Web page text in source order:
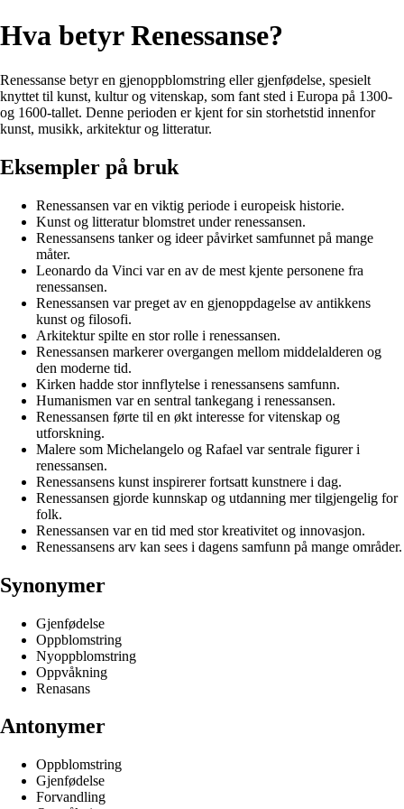
Hva betyr Renessanse?
Renessanse betyr en gjenoppblomstring eller gjenfødelse, spesielt
knyttet til kunst, kultur og vitenskap, som fant sted i Europa på 1300-
og 1600-tallet. Denne perioden er kjent for sin storhetstid innenfor
kunst, musikk, arkitektur og litteratur.
Eksempler på bruk
Renessansen var en viktig periode i europeisk historie.
Kunst og litteratur blomstret under renessansen.
Renessansens tanker og ideer påvirket samfunnet på mange
måter.
Leonardo da Vinci var en av de mest kjente personene fra
renessansen.
Renessansen var preget av en gjenoppdagelse av antikkens
kunst og filosofi.
Arkitektur spilte en stor rolle i renessansen.
Renessansen markerer overgangen mellom middelalderen og
den moderne tid.
Kirken hadde stor innflytelse i renessansens samfunn.
Humanismen var en sentral tankegang i renessansen.
Renessansen førte til en økt interesse for vitenskap og
utforskning.
Malere som Michelangelo og Rafael var sentrale figurer i
renessansen.
Renessansens kunst inspirerer fortsatt kunstnere i dag.
Renessansen gjorde kunnskap og utdanning mer tilgjengelig for
folk.
Renessansen var en tid med stor kreativitet og innovasjon.
Renessansens arv kan sees i dagens samfunn på mange områder.
Synonymer
Gjenfødelse
Oppblomstring
Nyoppblomstring
Oppvåkning
Renasans
Antonymer
Oppblomstring
Gjenfødelse
Forvandling